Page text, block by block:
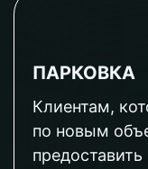
ПАРКОВКА
Клиентам,
по новым